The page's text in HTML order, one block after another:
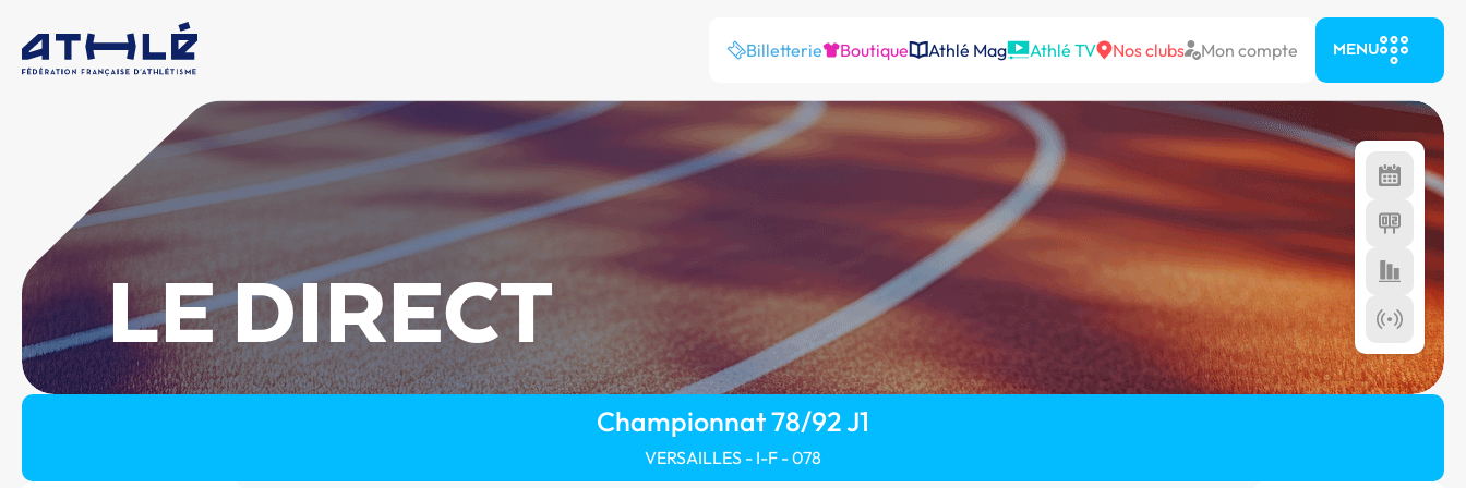
Billetterie Boutique Athlé Mag Athlé TV Nos clubs Mon compte MENU
LE DIRECT
Championnat 78/92 J1
VERSAILLES - I-F - 078